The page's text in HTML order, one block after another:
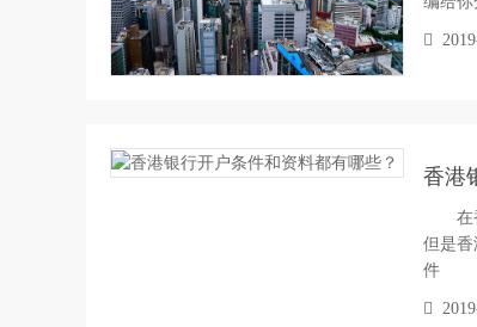
香港
在香
但是
件 1